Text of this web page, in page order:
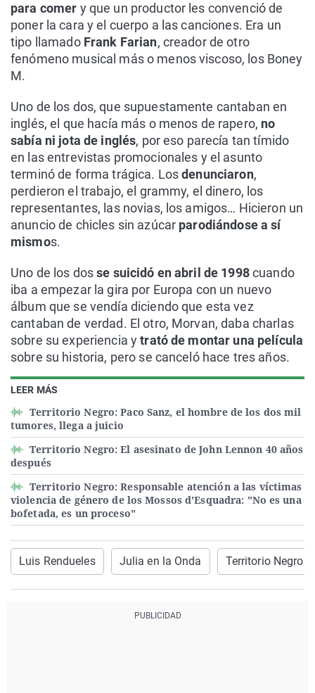
LEER MÁS
Territorio Negro: Paco Sanz, el hombre de los dos mil
tumores, llega a juicio
Territorio Negro: El asesinato de John Lennon 40 años
después
Territorio Negro: Responsable atención a las víctimas
violencia de género de los Mossos d'Esquadra: "No es una
bofetada, es un proceso"
para comer y que un productor les convenció de
poner la cara y el cuerpo a las canciones. Era un
tipo llamado Frank Farian, creador de otro
fenómeno musical más o menos viscoso, los Boney
M.
Uno de los dos, que supuestamente cantaban en
inglés, el que hacía más o menos de rapero, no
sabía ni jota de inglés, por eso parecía tan tímido
en las entrevistas promocionales y el asunto
terminó de forma trágica. Losdenunciaron,
perdieron el trabajo, el grammy, el dinero, los
representantes, las novias, los amigos… Hicieron un
anuncio de chicles sin azúcar parodiándose a sí
mismos.
Uno de los dosse suicidó en abril de 1998cuando
iba a empezar la gira por Europa con un nuevo
álbum que se vendía diciendo que esta vez
cantaban de verdad. El otro, Morvan, daba charlas
sobre su experiencia ytrató de montar una película
sobre su historia, pero se canceló hace tres años.
Luis Rendueles Julia en la Onda Territorio Negro